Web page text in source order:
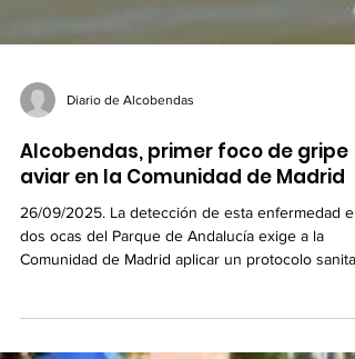
Alcobendas, primer foco de gripe
aviar en la Comunidad de Madrid
Comunidad de Madrid aplicar un protocolo